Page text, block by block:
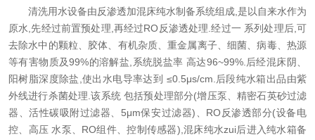
在线留言
联系我们
清洗用水设备由反渗透加混床纯水制备系统组成,是以自来水作为
原水,先经过前置预处理,再经过RO反渗透处理.经过一 系列处理后,可
去除水中的颗粒、胶体、有机杂质、重金属离子、细菌、病毒、热源
等有害物质及99%的溶解盐,系统脱盐率 高达96~99%.后经混床阴、
阳树脂深度除盐,使出水电导率达到 ≤0.5μs/cm.后段纯水箱出品由紫
外线进行杀菌处理.该系统 包括预处理部分(增压泵、精密石英砂过滤
器、活性碳吸附过滤器、5μm保安过滤器)、RO反渗透部分(设备电
控、高压 水泵、RO组件、控制传感器),混床纯水zui后进入纯水箱备